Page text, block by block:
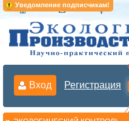
Уведомление подписчикам!
Вход Регистрация